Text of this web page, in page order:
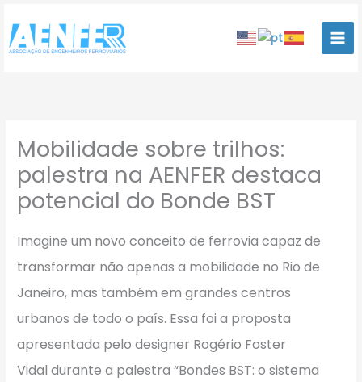
para
conteúdo
Mobilidade sobre trilhos:
palestra na AENFER destaca
potencial do Bonde BST
Imagine um novo conceito de ferrovia capaz de
transformar não apenas a mobilidade no Rio de
Janeiro, mas também em grandes centros
urbanos de todo o país. Essa foi a proposta
apresentada pelo designer Rogério Foster
Vidal durante a palestra “Bondes BST: o sistema